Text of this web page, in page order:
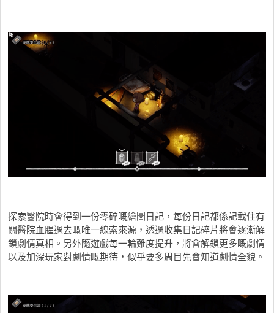
探索醫院時會得到一份零碎嘅繪圖日記，每份日記都係記載住有
關醫院血腥過去嘅唯一線索來源，透過收集日記碎片將會逐漸解
鎖劇情真相。另外隨遊戲每一輪難度提升，將會解鎖更多嘅劇情
以及加深玩家對劇情嘅期待，似乎要多周目先會知道劇情全貌。